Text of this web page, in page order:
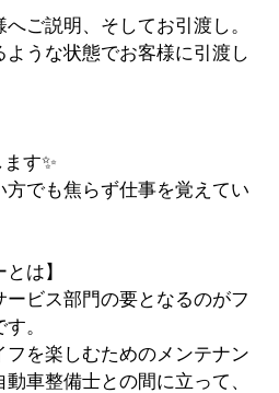
ご説明、そしてお引渡し。
うな状態でお客様に引渡し
す✨
でも焦らず仕事を覚えてい
は】
ビス部門の要となるのがフ
。
を楽しむためのメンテナン
車整備士との間に立って、